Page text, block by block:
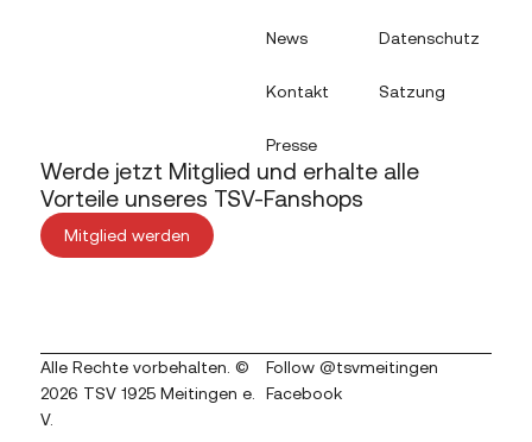
News
Kontakt
Presse
Datenschutz
Satzung
Werde jetzt Mitglied und erhalte alle
Vorteile unseres TSV-Fanshops
Mitglied werden
Alle Rechte vorbehalten. ©
2026 TSV 1925 Meitingen e.
V.
Follow @tsvmeitingen
Facebook